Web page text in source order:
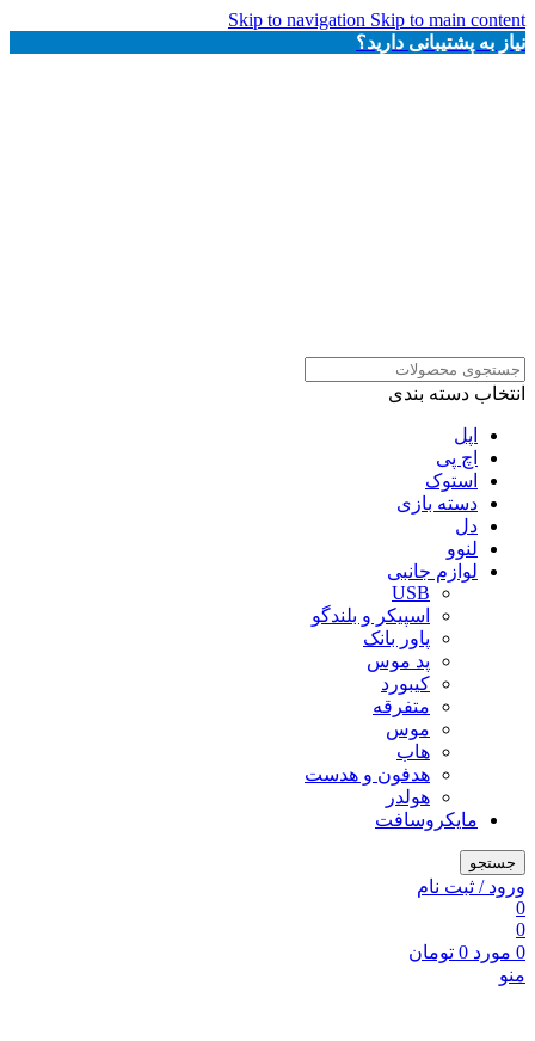
Skip to navigation Skip to main content
نیاز به پشتیبانی دارید؟
انتخاب دسته بندی
اپل
اچ پی
استوک
دسته بازی
دل
لنوو
لوازم جانبی
USB
اسپیکر و بلندگو
پاور بانک
پد موس
کیبورد
متفرقه
موس
هاب
هدفون و هدست
هولدر
مایکروسافت
جستجو
ورود / ثبت نام
0
0
0 مورد 0 تومان
منو